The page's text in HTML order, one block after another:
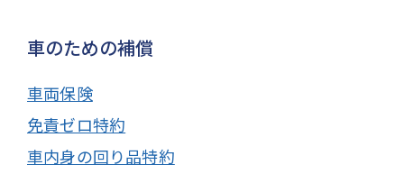
車のための補償
車両保険
免責ゼロ特約
車内身の回り品特約